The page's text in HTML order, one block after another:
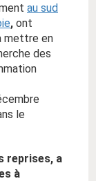
au sud
, ont
mettre en
des
le
reprises, a
à